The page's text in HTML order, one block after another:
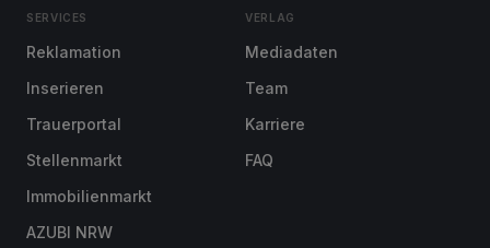
SERVICES
Reklamation
Inserieren
Trauerportal
Stellenmarkt
Immobilienmarkt
AZUBI NRW
VERLAG
Mediadaten
Team
Karriere
FAQ